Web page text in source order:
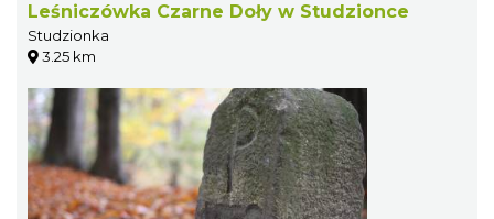
Leśniczówka Czarne Doły w Studzionce
Studzionka
3.25 km